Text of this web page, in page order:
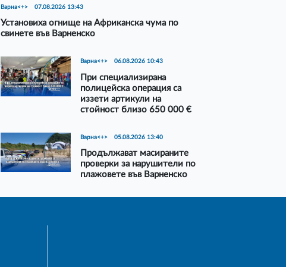
Варна<+> 07.08.2026 13:43
Установиха огнище на Африканска чума по
свинете във Варненско
Варна<+> 06.08.2026 10:43
При специализирана
полицейска операция са
иззети артикули на
стойност близо 650 000 €
Варна<+> 05.08.2026 13:40
Продължават масираните
проверки за нарушители по
плажовете във Варненско